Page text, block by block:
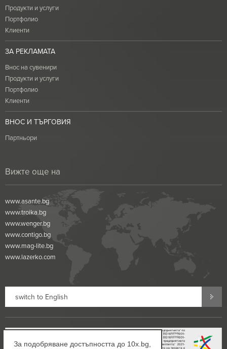
Продукти и услуги
Портфолио
Клиенти
ЗА РЕКЛАМАТА
Внос на сувенири
Продукти и услуги
Портфолио
Клиенти
ВНОС И ТЪРГОВИЯ
Партньори
Вижте още на
www.asante.bg
www.troika.bg
www.wenger.bg
www.contigo.bg
www.mag-lite.bg
www.lazerko.com
switch to English
За подобряване достъпността до 10x.bg,